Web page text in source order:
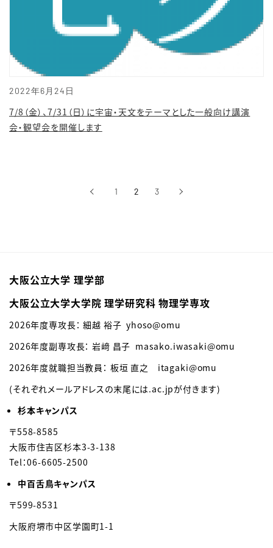
2022年6月24日
7/8（金）、7/31（日）に宇宙・天文をテーマとした一般向け講演
会・観望会を開催します
‹前へ 1 2 3 ›次へ
大阪公立大学 理学部
大阪公立大学大学院 理学研究科 物理学専攻
2026年度専攻長：細越 裕子 yhoso@omu
2026年度副専攻長： 岩﨑 昌子 masako.iwasaki@omu
2026年度就職担当教員： 板垣 直之
itagaki@omu
(それぞれメールアドレスの末尾には.ac.jpが付きます)
杉本キャンパス
〒558-8585
大阪市住吉区杉本3-3-138
Tel：06-6605-2500
中百舌鳥キャンパス
〒599-8531
大阪府堺市中区学園町1-1